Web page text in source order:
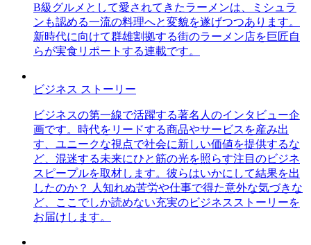
B級グルメとして愛されてきたラーメンは、ミシュラ
ンも認める一流の料理へと変貌を遂げつつあります。
新時代に向けて群雄割拠する街のラーメン店を巨匠自
らが実食リポートする連載です。
ビジネス ストーリー
ビジネスの第一線で活躍する著名人のインタビュー企
画です。時代をリードする商品やサービスを産み出
す、ユニークな視点で社会に新しい価値を提供するな
ど、混迷する未来にひと筋の光を照らす注目のビジネ
スピープルを取材します。彼らはいかにして結果を出
したのか？ 人知れぬ苦労や仕事で得た意外な気づきな
ど、ここでしか読めない充実のビジネスストーリーを
お届けします。